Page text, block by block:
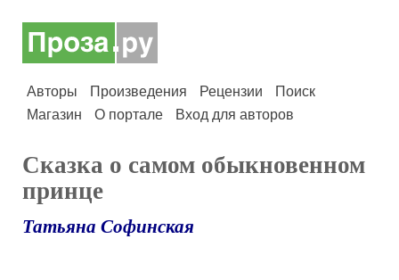
Авторы Произведения Рецензии
Поиск
Магазин
О портале Вход для авторов
Сказка о самом обыкновенном
принце
Татьяна Софинская